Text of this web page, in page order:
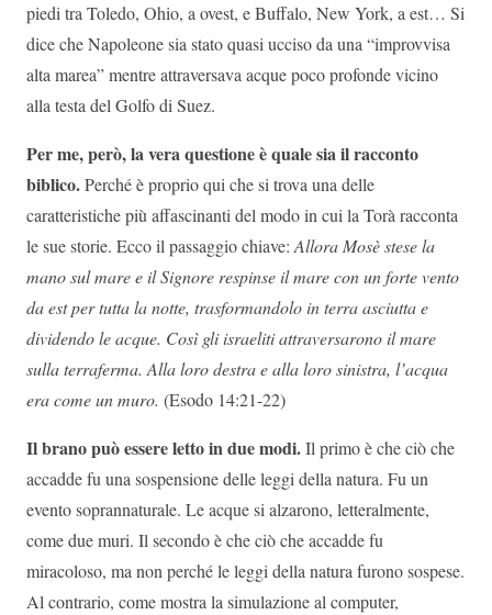
piedi tra Toledo, Ohio, a ovest, e Buffalo, New York, a est… Si
dice che Napoleone sia stato quasi ucciso da una “improvvisa
alta marea” mentre attraversava acque poco profonde vicino
alla testa del Golfo di Suez.
Per me, però, la vera questione è quale sia il racconto
biblico.Perché è proprio qui che si trova una delle
caratteristiche più affascinanti del modo in cui la Torà racconta
le sue storie. Ecco il passaggio chiave:Allora Mosè stese la
mano sul mare e il Signore respinse il mare con un forte vento
da est per tutta la notte, trasformandolo in terra asciutta e
dividendo le acque. Così gli israeliti attraversarono il mare
sulla terraferma. Alla loro destra e alla loro sinistra, l’acqua
era come un muro. (Esodo 14:21-22)
Il brano può essere letto in due modi.Il primo è che ciò che
accadde fu una sospensione delle leggi della natura. Fu un
evento soprannaturale. Le acque si alzarono, letteralmente,
come due muri. Il secondo è che ciò che accadde fu
miracoloso, ma non perché le leggi della natura furono sospese.
Al contrario, come mostra la simulazione al computer,